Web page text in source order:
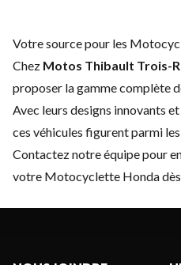
Votre source pour les
Chez Motos Thibault Trois-
proposer la gamme complète
Avec leurs designs innovants
ces véhicules figurent parmi
Contactez notre équipepour
votre Motocyclette Honda